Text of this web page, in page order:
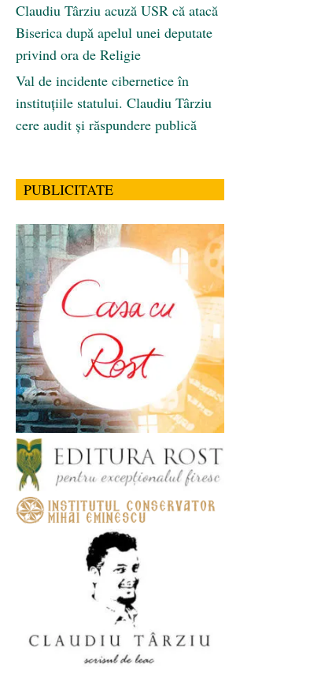
Claudiu Târziu acuză USR că atacă
Biserica după apelul unei deputate
privind ora de Religie
Val de incidente cibernetice în
instituțiile statului. Claudiu Târziu
cere audit și răspundere publică
PUBLICITATE